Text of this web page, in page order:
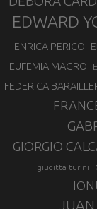
EDWARD
ENRICA PERICO
EUFEMIA MAGRO
FEDERICA
GIORGIO
giuditta turini
JUAN